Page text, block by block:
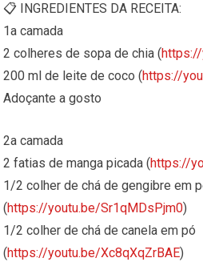
📋 INGREDIENTES DA RECEITA:
1a camada
2 colheres de sopa de chia (
200 ml de leite de coco (https://
Adoçante a gosto
2a camada
2 fatias de manga picada (https://
1/2 colher de chá de gengibre em
(https://youtu.be/Sr1qMDsPjm0)
1/2 colher de chá de canela em pó
(https://youtu.be/Xc8qXqZrBAE)